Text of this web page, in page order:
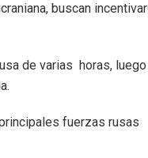
buscan incentivar
de varias horas, luego
fuerzas rusas